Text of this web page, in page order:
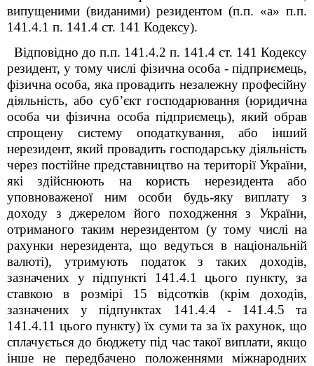
випущеними (виданими) резидентом (п.п. «а» п.п.
141.4.1 п. 141.4 ст. 141 Кодексу).
Відповідно до п.п. 141.4.2 п. 141.4 ст. 141 Кодексу
резидент, у тому числі фізична особа - підприємець,
фізична особа, яка провадить незалежну професійну
діяльність, або суб’єкт господарювання (юридична
особа чи фізична особа підприємець), який обрав
спрощену систему оподаткування, або інший
нерезидент, який провадить господарську діяльність
через постійне представництво на території України,
які здійснюють на користь нерезидента або
уповноваженої ним особи будь-яку виплату з
доходу з джерелом його походження з України,
отриманого таким нерезидентом (у тому числі на
рахунки нерезидента, що ведуться в національній
валюті), утримують податок з таких доходів,
зазначених у підпункті 141.4.1 цього пункту, за
ставкою в розмірі 15 відсотків (крім доходів,
зазначених у підпунктах 141.4.4 - 141.4.5 та
141.4.11 цього пункту) їх суми та за їх рахунок, що
сплачується до бюджету під час такої виплати, якщо
інше не передбачено положеннями міжнародних